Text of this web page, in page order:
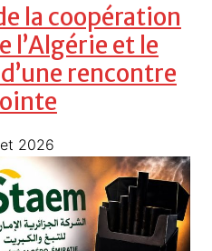
la coopération
l’Algérie et le
rencontre
2026